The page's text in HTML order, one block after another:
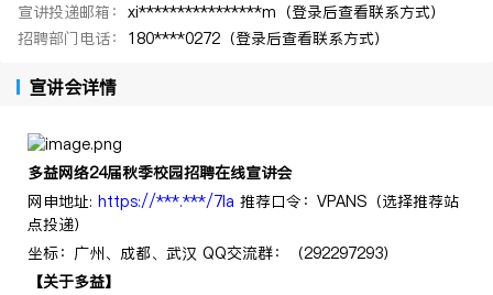
宣讲投递邮箱： xi****************m（登录后查看联系方式）
招聘部门电话： 180****0272（登录后查看联系方式）
宣讲会详情
多益网络24届秋季校园招聘在线宣讲会
网申地址: https://***.***/7Ia 推荐口令：VPANS（选择推荐站
点投递）
坐标：广州、成都、武汉 QQ交流群：（292297293）
【关于多益】